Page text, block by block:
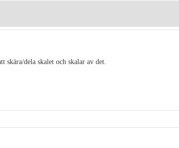
skära/dela skalet och skalar av det.